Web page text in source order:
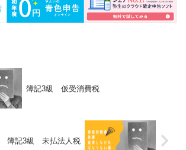
簿記3級 仮受消費税
簿記3級 未払法人税